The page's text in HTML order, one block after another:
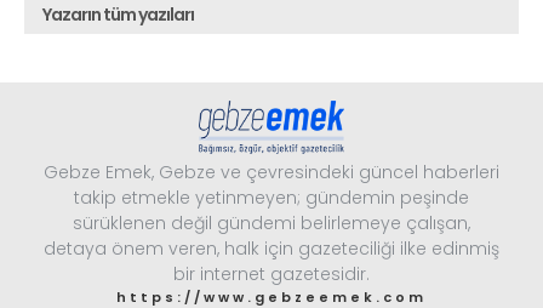
Yazarın tüm yazıları
Gebze Emek, Gebze ve çevresindeki güncel haberleri
takip etmekle yetinmeyen; gündemin peşinde
sürüklenen değil gündemi belirlemeye çalışan,
detaya önem veren, halk için gazeteciliği ilke edinmiş
bir internet gazetesidir.
https://www.gebzeemek.com